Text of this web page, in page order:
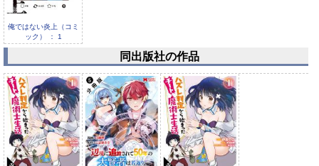
俺ではない炎上（コミ
ック） ： 1
同出版社の作品